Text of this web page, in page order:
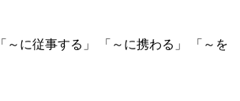
に従事する」 「～に携わる」 「～を